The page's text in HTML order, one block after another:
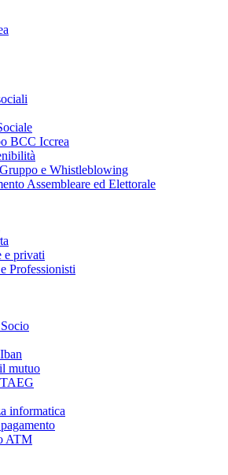
BCC Iccrea
e Whistleblowing
Assembleare ed Elettorale
e privati
Professionisti
mutuo
informatica
ATM